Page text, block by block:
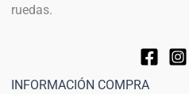
ruedas.
INFORMACIÓN COMPRA